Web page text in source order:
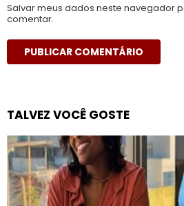
Salvar meus dados neste navegador
comentar.
TALVEZ VOCÊ GOSTE